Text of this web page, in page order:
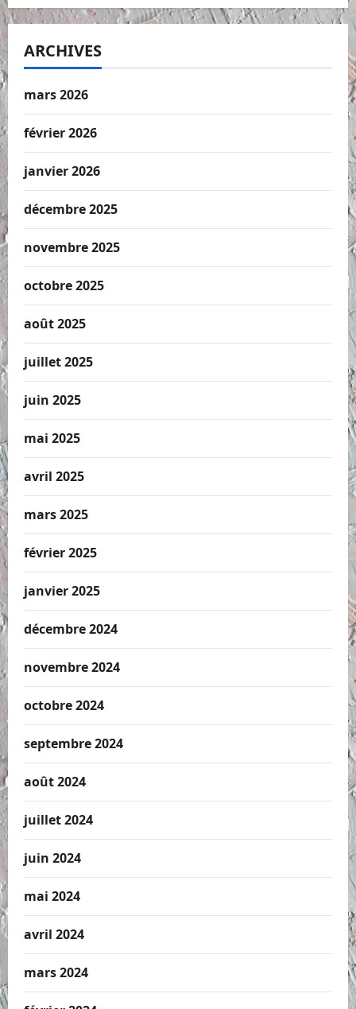
ARCHIVES
mars 2026
février 2026
janvier 2026
décembre 2025
novembre 2025
octobre 2025
août 2025
juillet 2025
juin 2025
mai 2025
avril 2025
mars 2025
février 2025
janvier 2025
décembre 2024
novembre 2024
octobre 2024
septembre 2024
août 2024
juillet 2024
juin 2024
mai 2024
avril 2024
mars 2024